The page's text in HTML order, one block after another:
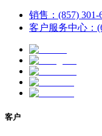
销售：(857) 301-
客户服务中心：
客户